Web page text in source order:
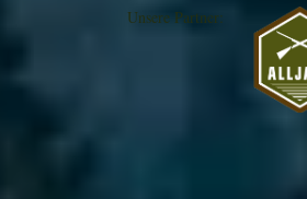
Unsere Partner: